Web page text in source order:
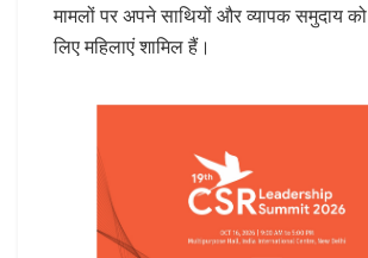
मामलों पर अपने साथियों और व्यापक समुदाय
लिए महिलाएं शामिल हैं।